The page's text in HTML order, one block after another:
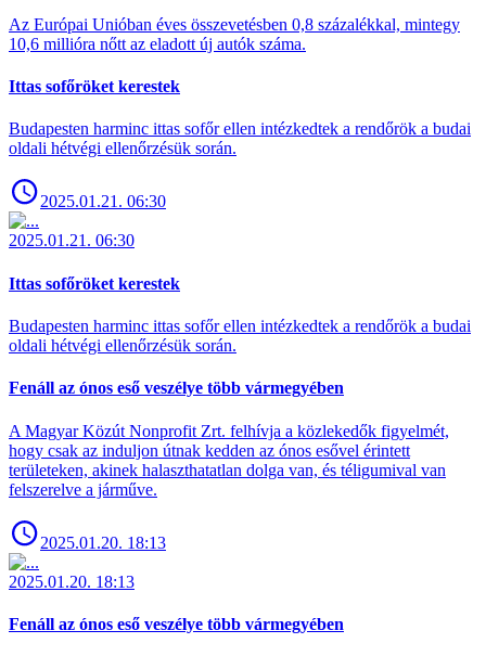
Az Európai Unióban éves összevetésben 0,8 százalékkal, mintegy
10,6 millióra nőtt az eladott új autók száma.
Ittas sofőröket kerestek
Budapesten harminc ittas sofőr ellen intézkedtek a rendőrök a budai
oldali hétvégi ellenőrzésük során.
2025.01.21. 06:30
2025.01.21. 06:30
Ittas sofőröket kerestek
Budapesten harminc ittas sofőr ellen intézkedtek a rendőrök a budai
oldali hétvégi ellenőrzésük során.
Fenáll az ónos eső veszélye több vármegyében
A Magyar Közút Nonprofit Zrt. felhívja a közlekedők figyelmét,
hogy csak az induljon útnak kedden az ónos esővel érintett
területeken, akinek halaszthatatlan dolga van, és téligumival van
felszerelve a járműve.
2025.01.20. 18:13
2025.01.20. 18:13
Fenáll az ónos eső veszélye több vármegyében